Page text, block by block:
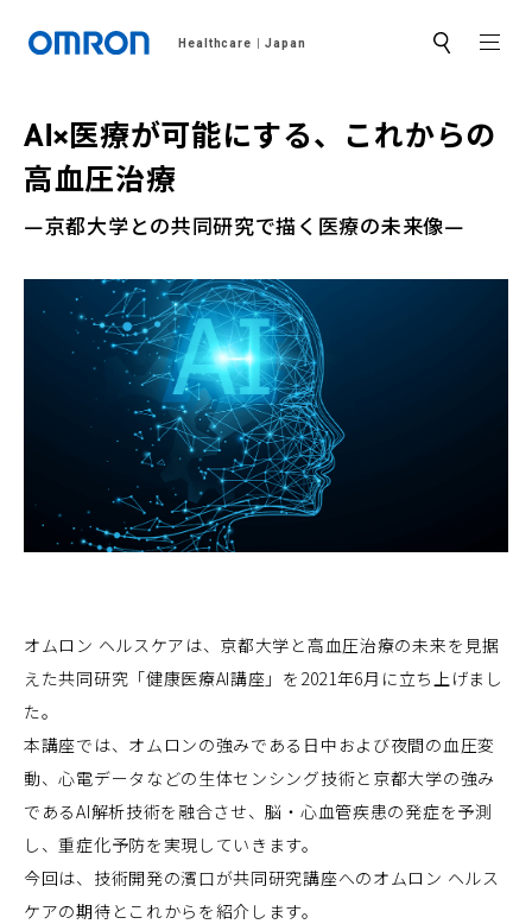
Healthcare Japan サ
検
索
AI×医療が可能にする、 これからの
高血圧治療
―京都大学との共同研究で描く医療の未来像―
オムロン ヘルスケアは、京都大学と高血圧治療の未来を見据
えた共同研究「健康医療AI講座」を2021年6月に立ち上げまし
た。
本講座では、オムロンの強みである日中および夜間の血圧変
動、心電データなどの生体センシング技術と京都大学の強み
であるAI解析技術を融合させ、脳・心血管疾患の発症を予測
し、重症化予防を実現していきます。
今回は、技術開発の濱口が共同研究講座へのオムロン ヘルス
ケアの期待とこれからを紹介します。